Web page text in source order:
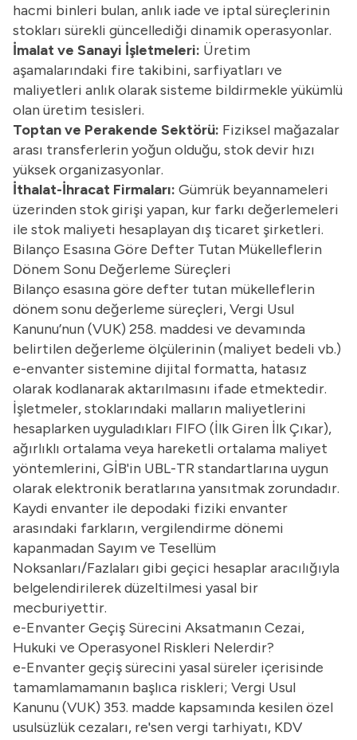
hacmi binleri bulan, anlık iade ve iptal süreçlerinin
stokları sürekli güncellediği dinamik operasyonlar.
İmalat ve Sanayi İşletmeleri: Üretim
aşamalarındaki fire takibini, sarfiyatları ve
maliyetleri anlık olarak sisteme bildirmekle yükümlü
olan üretim tesisleri.
Toptan ve Perakende Sektörü: Fiziksel mağazalar
arası transferlerin yoğun olduğu, stok devir hızı
yüksek organizasyonlar.
İthalat-İhracat Firmaları: Gümrük beyannameleri
üzerinden stok girişi yapan, kur farkı değerlemeleri
ile stok maliyeti hesaplayan dış ticaret şirketleri.
Bilanço Esasına Göre Defter Tutan Mükelleflerin
Dönem Sonu Değerleme Süreçleri
Bilanço esasına göre defter tutan mükelleflerin
dönem sonu değerleme süreçleri,Vergi Usul
Kanunu’nun (VUK) 258. maddesi ve devamında
belirtilen değerleme ölçülerinin (maliyet bedeli vb.)
e-envanter sistemine dijital formatta, hatasız
olarak kodlanarak aktarılmasını ifade etmektedir.
İşletmeler, stoklarındaki malların maliyetlerini
hesaplarken uyguladıkları FIFO (İlk Giren İlk Çıkar),
ağırlıklı ortalama veya hareketli ortalama maliyet
yöntemlerini, GİB'in UBL-TR standartlarına uygun
olarak elektronik beratlarına yansıtmak zorundadır.
Kaydi envanter ile depodaki fiziki envanter
arasındaki farkların, vergilendirme dönemi
kapanmadan Sayım ve Tesellüm
Noksanları/Fazlaları gibi geçici hesaplar aracılığıyla
belgelendirilerek düzeltilmesi yasal bir
mecburiyettir.
e-Envanter Geçiş Sürecini Aksatmanın Cezai,
Hukuki ve Operasyonel Riskleri Nelerdir?
e-Envanter geçiş sürecini yasal süreler içerisinde
tamamlamamanın başlıca riskleri; Vergi Usul
Kanunu (VUK) 353. madde kapsamında kesilen özel
usulsüzlük cezaları, re'sen vergi tarhiyatı, KDV